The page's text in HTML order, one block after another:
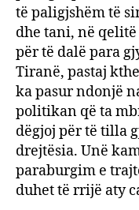
të paligjshëm të
dhe tani, në
për të dalë para
Tiranë, pastaj
ka pasur ndonjë
politikan që ta
dëgjoj për të tilla
drejtësia. Unë
paraburgim e
duhet të rrijë aty